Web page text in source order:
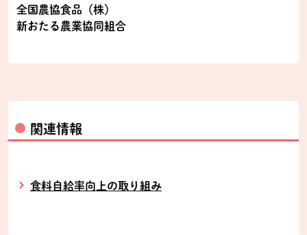
全国農協食品（株）
新おたる農業協同組合
関連情報
食料自給率向上の取り組み